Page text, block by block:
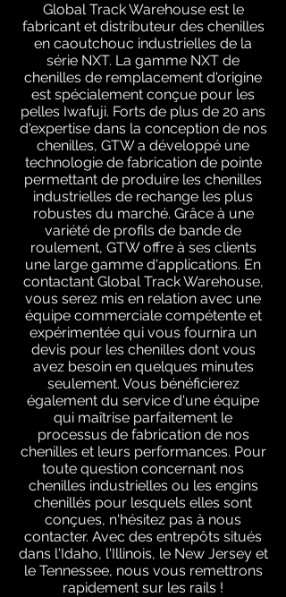
Global Track Warehouse est le
fabricant et distributeur des chenilles
en caoutchouc industrielles de la
série NXT. La gamme NXT de
chenilles de remplacement d'origine
est spécialement conçue pour les
pelles Iwafuji. Forts de plus de 20 ans
d'expertise dans la conception de nos
chenilles, GTW a développé une
technologie de fabrication de pointe
permettant de produire les chenilles
industrielles de rechange les plus
robustes du marché. Grâce à une
variété de profils de bande de
roulement, GTW offre à ses clients
une large gamme d'applications. En
contactant Global Track Warehouse,
vous serez mis en relation avec une
équipe commerciale compétente et
expérimentée qui vous fournira un
devis pour les chenilles dont vous
avez besoin en quelques minutes
seulement. Vous bénéficierez
également du service d'une équipe
qui maîtrise parfaitement le
processus de fabrication de nos
chenilles et leurs performances. Pour
toute question concernant nos
chenilles industrielles ou les engins
chenillés pour lesquels elles sont
conçues, n'hésitez pas à nous
contacter. Avec des entrepôts situés
dans l'Idaho, l'Illinois, le New Jersey et
le Tennessee, nous vous remettrons
rapidement sur les rails !